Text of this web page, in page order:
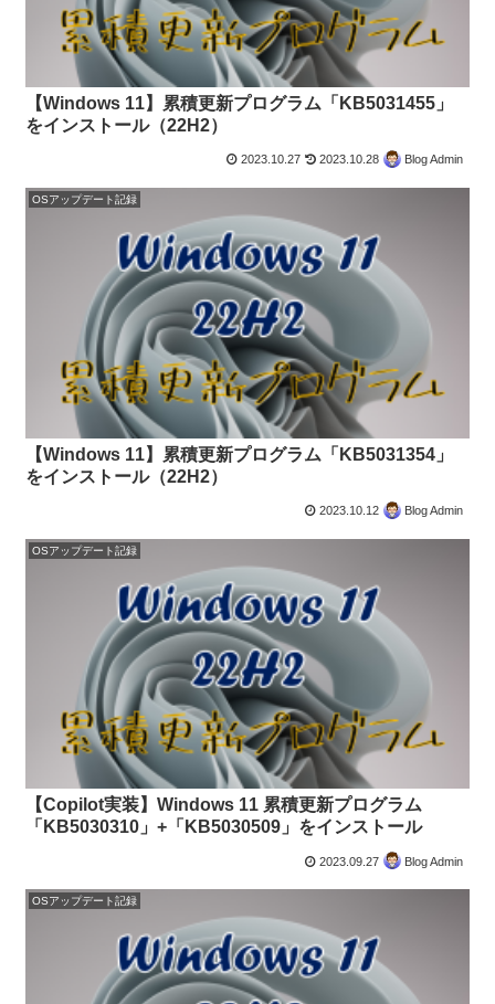
【Windows 11】累積更新プログラム「KB5031455」
をインストール（22H2）
2023.10.27 2023.10.28 Blog Admin
OSアップデート記録
【Windows 11】累積更新プログラム「KB5031354」
をインストール（22H2）
2023.10.12 Blog Admin
OSアップデート記録
【Copilot実装】Windows 11 累積更新プログラム
「KB5030310」+「KB5030509」をインストール
2023.09.27 Blog Admin
OSアップデート記録